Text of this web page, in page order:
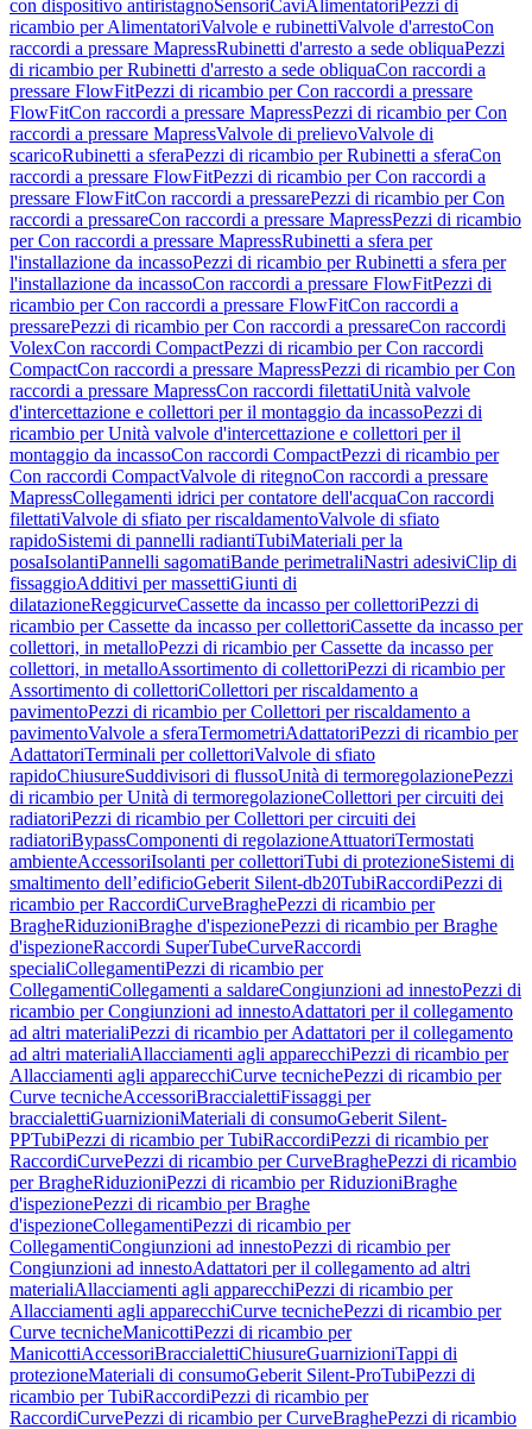
con dispositivo antiristagnoSensoriCaviAlimentatori Pezzi di
ricambio per AlimentatoriValvole e rubinettiValvole d'arrestoCon
raccordi a pressare MapressRubinetti d'arresto a sede obliquaPezzi
di ricambio per Rubinetti d'arresto a sede obliquaCon raccordi a
pressare FlowFitPezzi di ricambio per Con raccordi a pressare
FlowFitCon raccordi a pressare MapressPezzi di ricambio per Con
raccordi a pressare MapressValvole di prelievoValvole di
scaricoRubinetti a sferaPezzi di ricambio per Rubinetti a sferaCon
raccordi a pressare FlowFitPezzi di ricambio per Con raccordi a
pressare FlowFitCon raccordi a pressarePezzi di ricambio per Con
raccordi a pressareCon raccordi a pressare MapressPezzi di ricambio
per Con raccordi a pressare MapressRubinetti a sfera per
l'installazione da incassoPezzi di ricambio per Rubinetti a sfera per
l'installazione da incassoCon raccordi a pressare FlowFitPezzi di
ricambio per Con raccordi a pressare FlowFitCon raccordi a
pressarePezzi di ricambio per Con raccordi a pressareCon raccordi
VolexCon raccordi CompactPezzi di ricambio per Con raccordi
CompactCon raccordi a pressare MapressPezzi di ricambio per Con
raccordi a pressare MapressCon raccordi filettatiUnità valvole
d'intercettazione e collettori per il montaggio da incassoPezzi di
ricambio per Unità valvole d'intercettazione e collettori per il
montaggio da incassoCon raccordi CompactPezzi di ricambio per
Con raccordi CompactValvole di ritegnoCon raccordi a pressare
MapressCollegamenti idrici per contatore dell'acquaCon raccordi
filettatiValvole di sfiato per riscaldamentoValvole di sfiato
rapidoSistemi di pannelli radiantiTubiMateriali per la
posaIsolantiPannelli sagomatiBande perimetraliNastri adesiviClip di
fissaggioAdditivi per massettiGiunti di
dilatazioneReggicurveCassette da incasso per collettoriPezzi di
ricambio per Cassette da incasso per collettoriCassette da incasso per
collettori, in metalloPezzi di ricambio per Cassette da incasso per
collettori, in metalloAssortimento di collettoriPezzi di ricambio per
Assortimento di collettoriCollettori per riscaldamento a
pavimentoPezzi di ricambio per Collettori per riscaldamento a
pavimentoValvole a sferaTermometriAdattatoriPezzi di ricambio per
AdattatoriTerminali per collettoriValvole di sfiato
rapidoChiusureSuddivisori di flussoUnità di termoregolazionePezzi
di ricambio per Unità di termoregolazioneCollettori per circuiti dei
radiatoriPezzi di ricambio per Collettori per circuiti dei
radiatoriBypassComponenti di regolazioneAttuatoriTermostati
ambienteAccessoriIsolanti per collettoriTubi di protezioneSistemi di
smaltimento dell’edificioGeberit Silent-db20TubiRaccordiPezzi di
ricambio per RaccordiCurveBraghePezzi di ricambio per
BragheRiduzioniBraghe d'ispezionePezzi di ricambio per Braghe
d'ispezioneRaccordi SuperTubeCurveRaccordi
specialiCollegamentiPezzi di ricambio per
CollegamentiCollegamenti a saldareCongiunzioni ad innestoPezzi di
ricambio per Congiunzioni ad innestoAdattatori per il collegamento
ad altri materialiPezzi di ricambio per Adattatori per il collegamento
ad altri materialiAllacciamenti agli apparecchiPezzi di ricambio per
Allacciamenti agli apparecchiCurve tecnichePezzi di ricambio per
Curve tecnicheAccessoriBraccialettiFissaggi per
braccialettiGuarnizioniMateriali di consumoGeberit Silent-
PPTubiPezzi di ricambio per TubiRaccordiPezzi di ricambio per
RaccordiCurvePezzi di ricambio per CurveBraghePezzi di ricambio
per BragheRiduzioniPezzi di ricambio per RiduzioniBraghe
d'ispezionePezzi di ricambio per Braghe
d'ispezioneCollegamentiPezzi di ricambio per
CollegamentiCongiunzioni ad innestoPezzi di ricambio per
Congiunzioni ad innestoAdattatori per il collegamento ad altri
materialiAllacciamenti agli apparecchiPezzi di ricambio per
Allacciamenti agli apparecchiCurve tecnichePezzi di ricambio per
Curve tecnicheManicottiPezzi di ricambio per
ManicottiAccessoriBraccialettiChiusureGuarnizioniTappi di
protezioneMateriali di consumoGeberit Silent-ProTubiPezzi di
ricambio per TubiRaccordiPezzi di ricambio per
RaccordiCurvePezzi di ricambio per CurveBraghePezzi di ricambio